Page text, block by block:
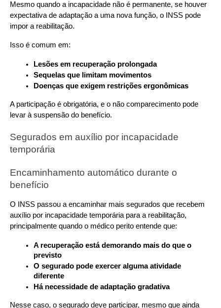
Mesmo quando a incapacidade não é permanente, se houver
expectativa de adaptação a uma nova função, o INSS pode
impor a reabilitação.
Isso é comum em:
Lesões em recuperação prolongada
Sequelas que limitam movimentos
Doenças que exigem restrições ergonômicas
A participação é obrigatória, e o não comparecimento pode
levar à suspensão do benefício.
Segurados em auxílio por incapacidade
temporária
Encaminhamento automático durante o
benefício
O INSS passou a encaminhar mais segurados que recebem
auxílio por incapacidade temporária para a reabilitação,
principalmente quando o médico perito entende que:
A recuperação está demorando mais do que o
previsto
O segurado pode exercer alguma atividade
diferente
Há necessidade de adaptação gradativa
Nesse caso, o segurado deve participar, mesmo que ainda